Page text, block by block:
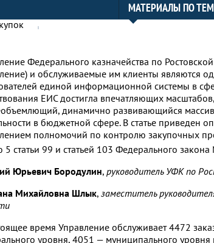
МАТЕРИАЛЫ ПО
Федерального казначейства по
и обслуживаемые им клиенты являются
единой информационной системы в
ЕИС достигла впечатляющих
динамично развивающийся
в бюджетной сфере. В статье приведен
полномочий по контролю закупочных
5 статьи 99 и статьей 103 Федерального
Юрьевич Бородулин, руководитель УФК по
Михайловна Шлык, заместитель
время Управление обслуживает 4472
уровня, 4051 — муниципального